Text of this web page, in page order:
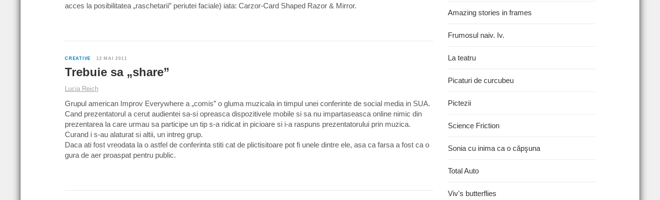
acces la posibilitatea „raschetarii” periutei faciale) iata: Carzor-Card Shaped Razor & Mirror.
CREATIVE 12 MAI 2011
Trebuie sa „share”
Lucia Reich
Grupul american Improv Everywhere a „comis” o gluma muzicala in timpul unei conferinte de social media in SUA.
Cand prezentatorul a cerut audientei sa-si opreasca dispozitivele mobile si sa nu impartaseasca online nimic din
prezentarea la care urmau sa participe un tip s-a ridicat in picioare si i-a raspuns prezentatorului prin muzica.
Curand i s-au alaturat si altii, un intreg grup.
Daca ati fost vreodata la o astfel de conferinta stiti cat de plictisitoare pot fi unele dintre ele, asa ca farsa a fost ca o
gura de aer proaspat pentru public.
Amazing stories in frames
Frumosul naiv. Iv.
La teatru
Picaturi de curcubeu
Pictezii
Science Friction
Sonia cu inima ca o căpşuna
Total Auto
Viv's butterflies